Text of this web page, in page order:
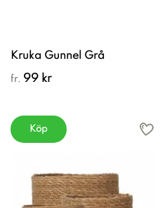
Kruka Gunnel Grå
fr. 99 kr
Köp